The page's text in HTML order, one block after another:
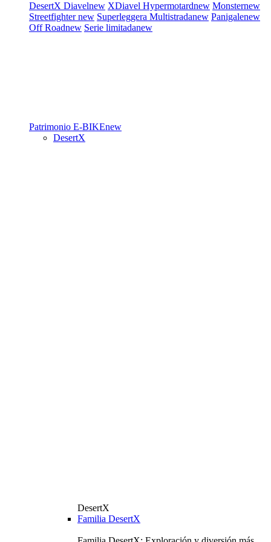
DesertX Diavelnew XDiavel Hypermotardnew Monsternew
Streetfighternew Superleggera Multistradanew Panigalenew
Off Roadnew Serie limitadanew
Patrimonio E-BIKEnew
DesertX
DesertX
Familia DesertX